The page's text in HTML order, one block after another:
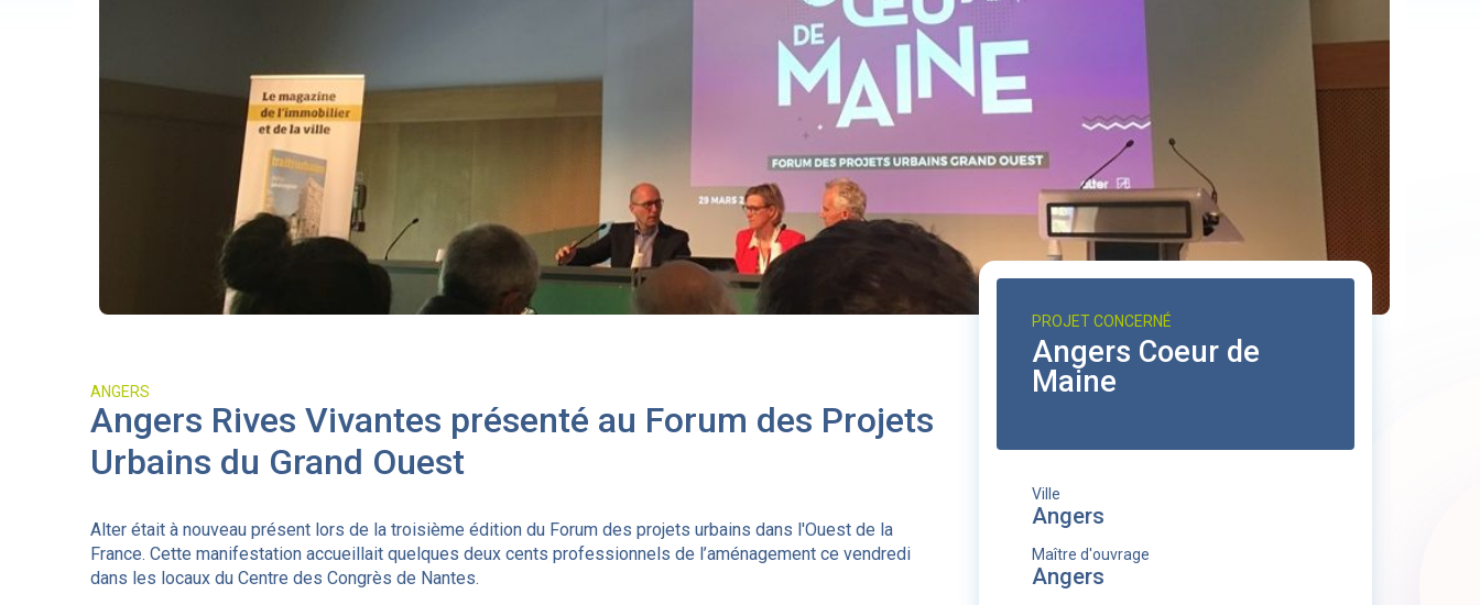
ANGERS
Angers Rives Vivantes présenté au Forum des Projets
Urbains du Grand Ouest
Alter était à nouveau présent lors de la troisième édition du Forum des projets urbains dans l'Ouest de la
France. Cette manifestation accueillait quelques deux cents professionnels de l’aménagement ce vendredi
dans les locaux du Centre des Congrès de Nantes.
PROJET CONCERNÉ
Angers Coeur de
Maine
Ville
Angers
Maître d'ouvrage
Angers